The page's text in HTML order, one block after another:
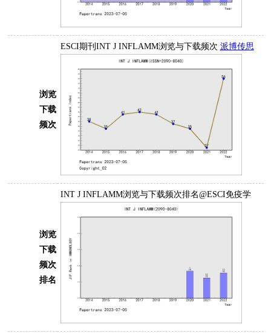
浏览
下载
频次
ESCI期刊INT J INFLAMM浏览与下载频次 派博传思
浏览
下载
频次
排名
INT J INFLAMM浏览与下载频次排名@ESCI免疫学